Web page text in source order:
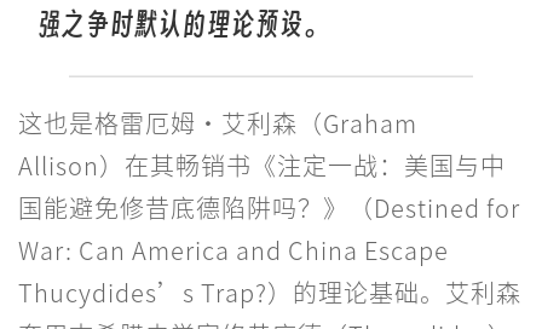
强之争时默认的理论预设。
这也是格雷厄姆·艾利森（Graham
Allison）在其畅销书《注定一战：美国与中
国能避免修昔底德陷阱吗？》（Destined for
War: Can America and China Escape
Thucydides’s Trap?）的理论基础。艾利森